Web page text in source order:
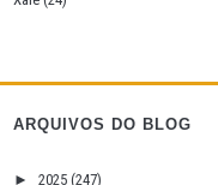
ARQUIVOS DO BLOG
► 2025 (247)